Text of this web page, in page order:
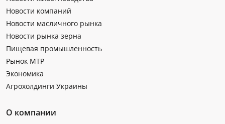
Новости компаний
Новости масличного рынка
Новости рынка зерна
Пищевая промышленность
Рынок МТР
Экономика
Агрохолдинги Украины
О компании